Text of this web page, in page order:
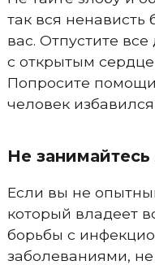
так вся ненависть
вас. Отпустите
с открытым
Попросите помощи
человек
Не
Если вы не
который владеет
борьбы с
заболеваниями,